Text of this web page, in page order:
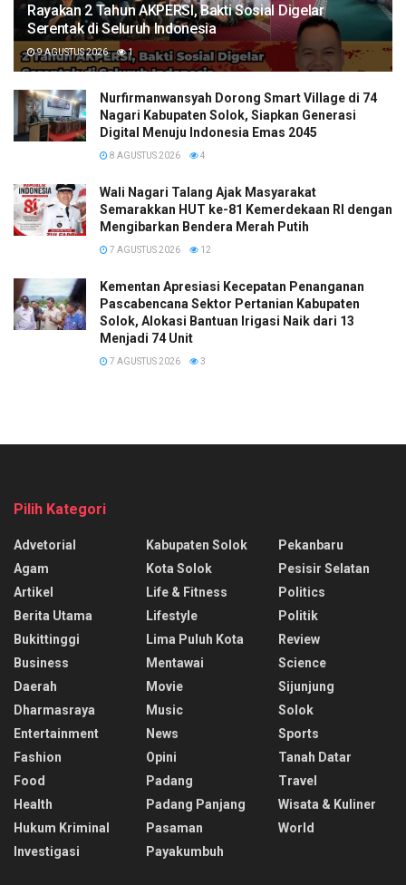
Rayakan 2 Tahun AKPERSI, Bakti Sosial Digelar
Serentak di Seluruh Indonesia
9 AGUSTUS 2026 1
Nurfirmanwansyah Dorong Smart Village di 74
Nagari Kabupaten Solok, Siapkan Generasi
Digital Menuju Indonesia Emas 2045
8 AGUSTUS 2026 4
Wali Nagari Talang Ajak Masyarakat
Semarakkan HUT ke-81 Kemerdekaan RI dengan
Mengibarkan Bendera Merah Putih
7 AGUSTUS 2026 12
Kementan Apresiasi Kecepatan Penanganan
Pascabencana Sektor Pertanian Kabupaten
Solok, Alokasi Bantuan Irigasi Naik dari 13
Menjadi 74 Unit
7 AGUSTUS 2026 3
Pilih Kategori
Advetorial
Agam
Artikel
Berita Utama
Bukittinggi
Business
Daerah
Dharmasraya
Entertainment
Fashion
Food
Health
Hukum Kriminal
Investigasi
Kabupaten Solok
Kota Solok
Life & Fitness
Lifestyle
Lima Puluh Kota
Mentawai
Movie
Music
News
Opini
Padang
Padang Panjang
Pasaman
Payakumbuh
Pekanbaru
Pesisir Selatan
Politics
Politik
Review
Science
Sijunjung
Solok
Sports
Tanah Datar
Travel
Wisata & Kuliner
World